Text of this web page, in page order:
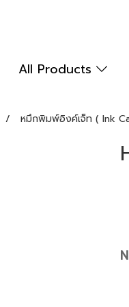
All Products
หมึกพิมพ์อิงค์เจ็ท ( Ink